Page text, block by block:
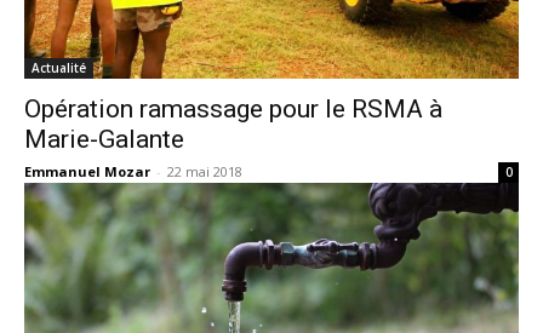
Actualité
Opération ramassage pour le RSMA à
Marie-Galante
Emmanuel Mozar - 22 mai 2018 0